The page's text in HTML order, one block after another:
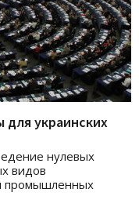
для украинских
нулевых
видов
промышленных